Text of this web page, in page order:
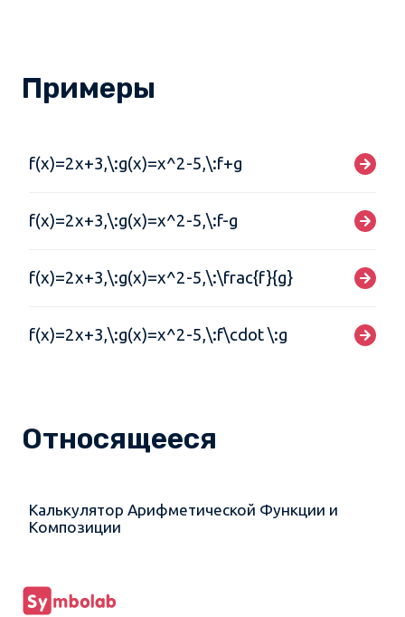
Примеры
f(x)=2x+3,\:g(x)=x^2-5,\:f+g
f(x)=2x+3,\:g(x)=x^2-5,\:f-g
f(x)=2x+3,\:g(x)=x^2-5,\:\frac{f}{g}
f(x)=2x+3,\:g(x)=x^2-5,\:f\cdot \:g
Относящееся
Калькулятор Арифметической Функции и
Композиции